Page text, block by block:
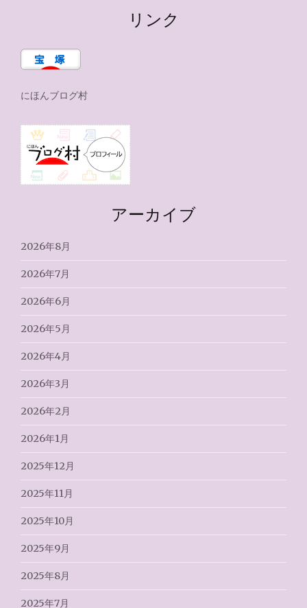
リンク
にほんブログ村
アーカイブ
2026年8月
2026年7月
2026年6月
2026年5月
2026年4月
2026年3月
2026年2月
2026年1月
2025年12月
2025年11月
2025年10月
2025年9月
2025年8月
2025年7月